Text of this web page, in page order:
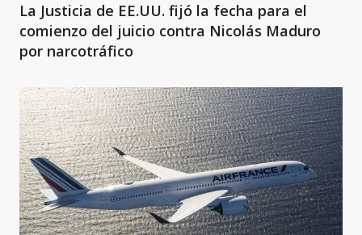
La Justicia de EE.UU. fijó la fecha para el
comienzo del juicio contra Nicolás Maduro
por narcotráfico